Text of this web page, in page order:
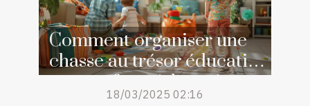
Comment organiser une
chasse au trésor éducative
pour enfants à la maison
18/03/2025 02:16